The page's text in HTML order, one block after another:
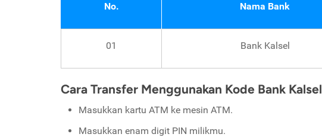
No. Nama Bank
01 Bank Kalsel
Cara Transfer Menggunakan Kode Bank Kalsel
Masukkan kartu ATM ke mesin ATM.
Masukkan enam digit PIN milikmu.